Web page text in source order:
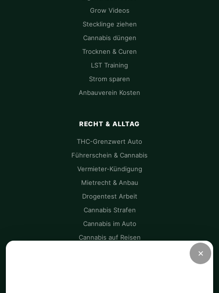
Grow Videos
Stecklinge ziehen
Cannabis düngen
Trocknen & Curen
LST Training
Strom sparen
Anbauverein Kosten
RECHT & ALLTAG
THC-Grenzwert Auto
Führerschein & Cannabis
Vermieter-Kündigung
Mietrecht & Anbau
Drogentest Arbeit
Cannabis Strafen
Cannabis im Auto
Cannabis auf Reisen
✕